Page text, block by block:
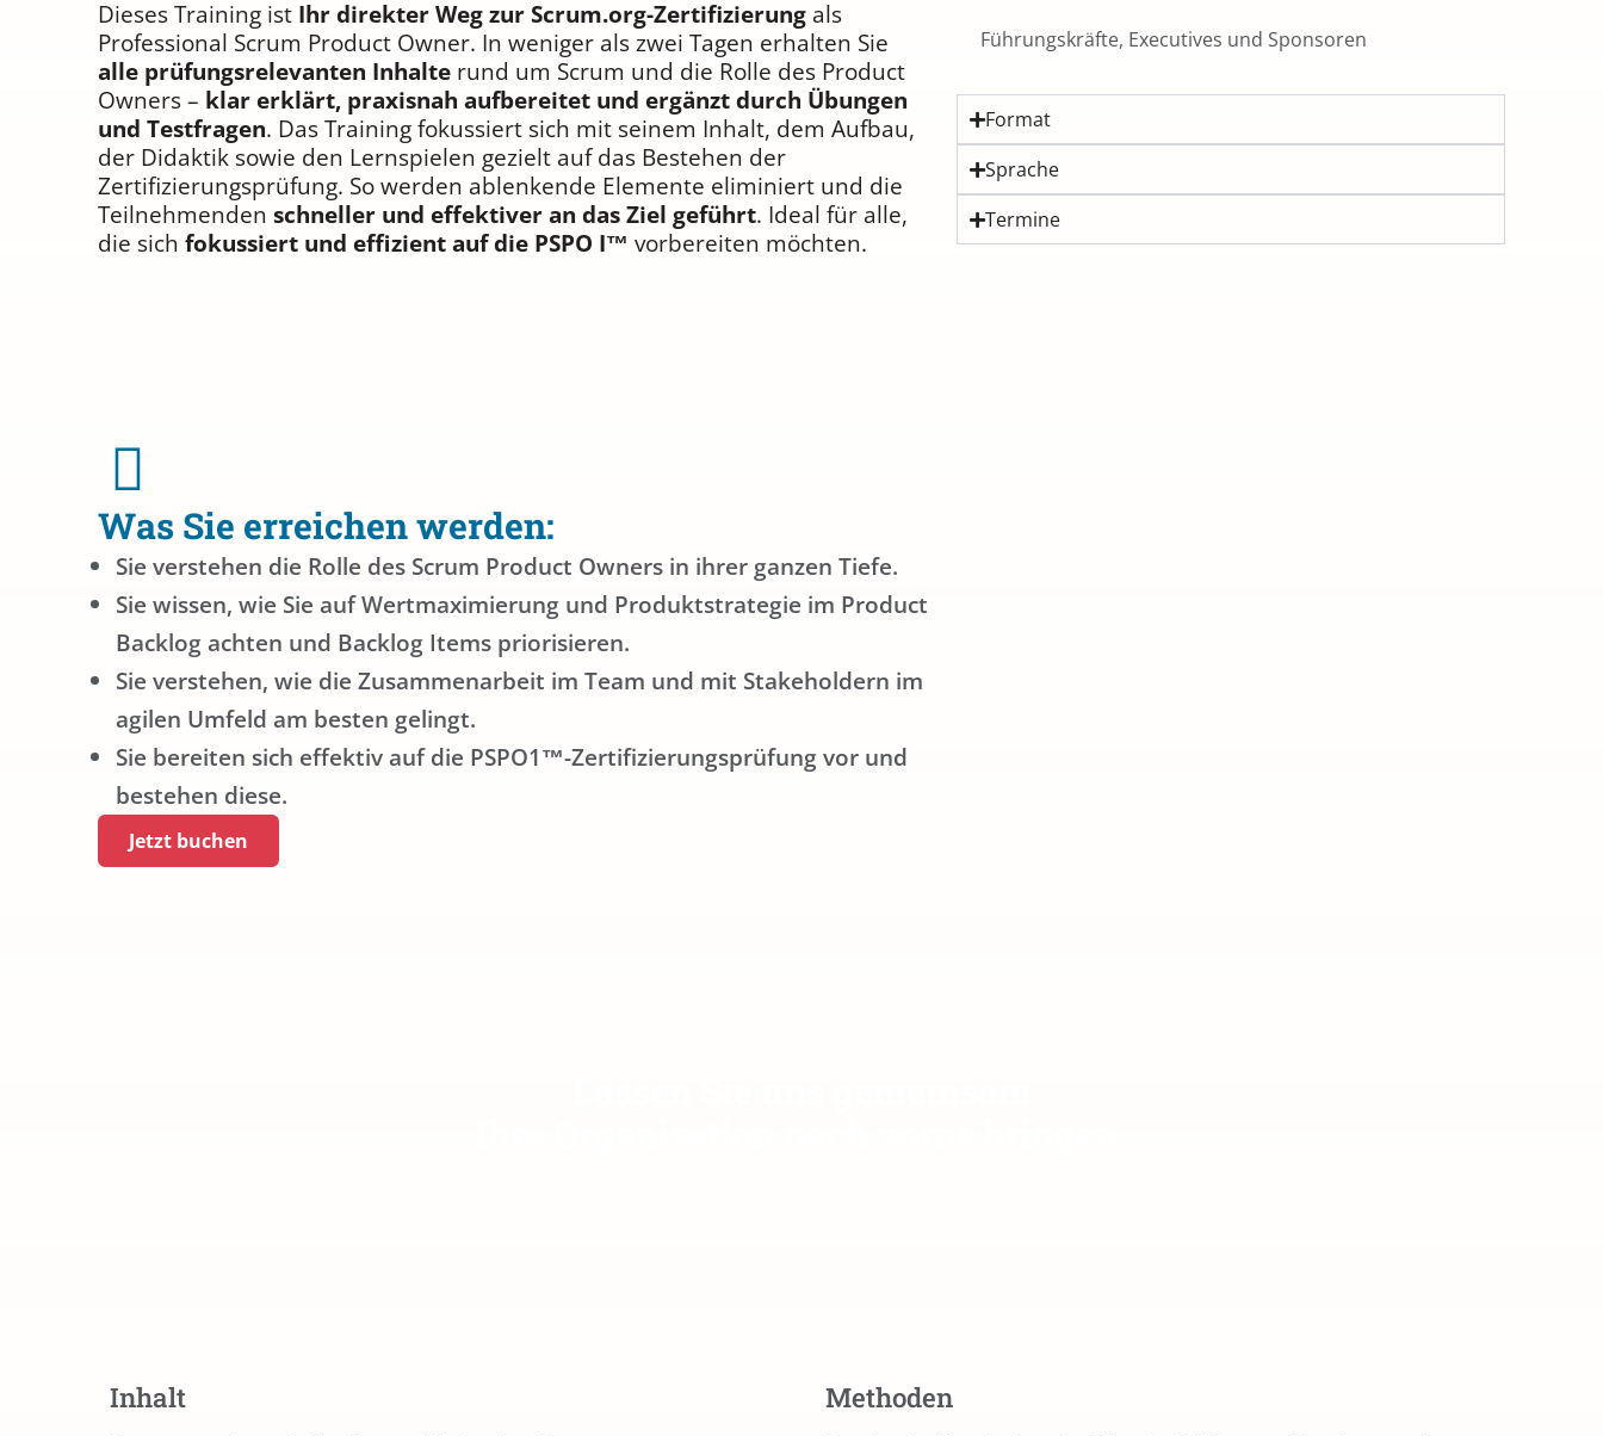
Dieses Training ist Ihr direkter Weg zur Scrum.org-Zertifizierung als
Professional Scrum Product Owner. In weniger als zwei Tagen erhalten Sie
alle prüfungsrelevanten Inhalte rund um Scrum und die Rolle des Product
Owners – klar erklärt, praxisnah aufbereitet und ergänzt durch Übungen
und Testfragen. Das Training fokussiert sich mit seinem Inhalt, dem Aufbau,
der Didaktik sowie den Lernspielen gezielt auf das Bestehen der
Zertifizierungsprüfung. So werden ablenkende Elemente eliminiert und die
Teilnehmenden schneller und effektiver an das Ziel geführt. Ideal für alle,
die sich fokussiert und effizient auf die PSPO I™ vorbereiten möchten.
Führungskräfte, Executives und Sponsoren
Format
Sprache
Termine
Was Sie erreichen werden:
Sie verstehen die Rolle des Scrum Product Owners in ihrer ganzen Tiefe.
Sie wissen, wie Sie auf Wertmaximierung und Produktstrategie im Product
Backlog achten und Backlog Items priorisieren.
Sie verstehen, wie die Zusammenarbeit im Team und mit Stakeholdern im
agilen Umfeld am besten gelingt.
Sie bereiten sich effektiv auf die PSPO1™-Zertifizierungsprüfung vor und
bestehen diese.
Jetzt buchen
Inhalt Methoden